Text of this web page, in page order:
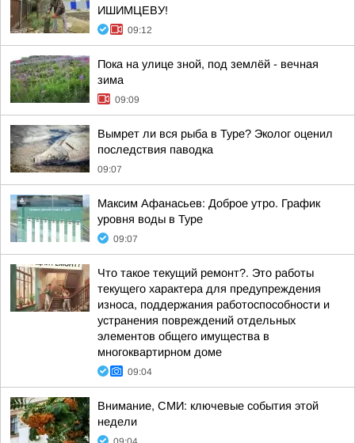
ИШИМЦЕВУ!
09:12
Пока на улице зной, под землёй - вечная
зима
09:09
Вымрет ли вся рыба в Туре? Эколог оценил
последствия паводка
09:07
Максим Афанасьев: Доброе утро. График
уровня воды в Туре
09:07
Что такое текущий ремонт?. Это работы
текущего характера для предупреждения
износа, поддержания работоспособности и
устранения повреждений отдельных
элементов общего имущества в
многоквартирном доме
09:04
Внимание, СМИ: ключевые события этой
недели